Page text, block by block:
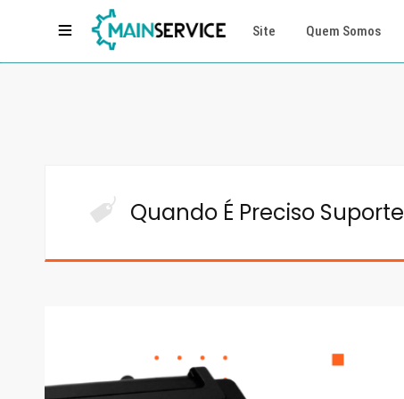
Site Quem Somos
Quando É Preciso Suporte